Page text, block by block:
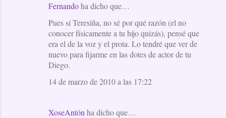
Fernandoha dicho que…
Pues sí Teresiña, no sé por qué razón (el no
conocer físicamente a tu hijo quizás), pensé que
era el de la voz y el prota. Lo tendré que ver de
nuevo para fijarme en las dotes de actor de tu
Diego.
14 de marzo de 2010 a las 17:22
XoseAntón ha dicho que…